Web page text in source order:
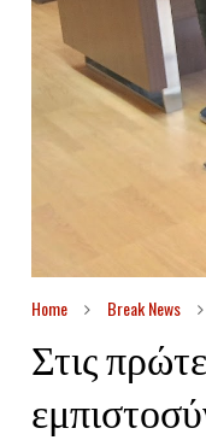
Home Break News
Στις